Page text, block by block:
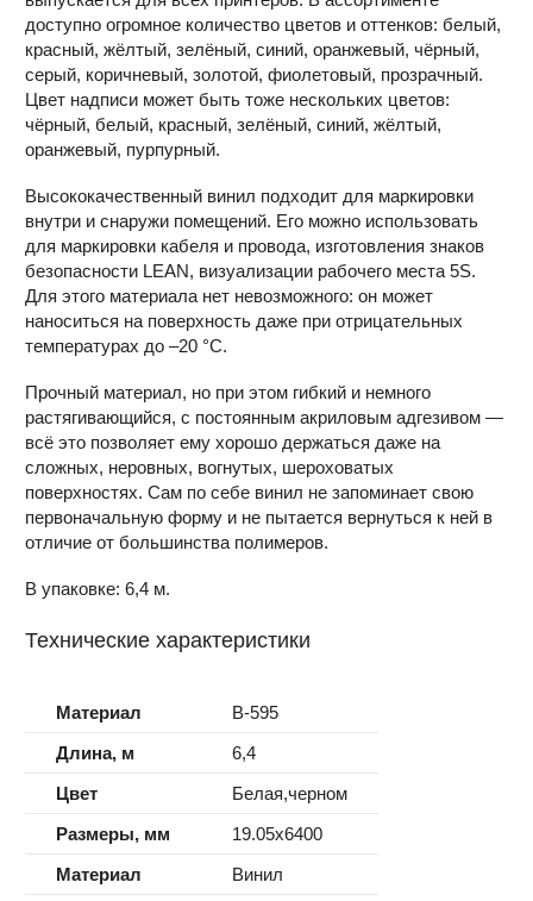
доступно огромное количество цветов и оттенков: белый,
красный, жёлтый, зелёный, синий, оранжевый, чёрный,
серый, коричневый, золотой, фиолетовый, прозрачный.
Цвет надписи может быть тоже нескольких цветов:
чёрный, белый, красный, зелёный, синий, жёлтый,
оранжевый, пурпурный.
Высококачественный винил подходит для маркировки
внутри и снаружи помещений. Его можно использовать
для маркировки кабеля и провода, изготовления знаков
безопасности LEAN, визуализации рабочего места 5S.
Для этого материала нет невозможного: он может
наноситься на поверхность даже при отрицательных
температурах до –20 °С.
Прочный материал, но при этом гибкий и немного
растягивающийся, с постоянным акриловым адгезивом —
всё это позволяет ему хорошо держаться даже на
сложных, неровных, вогнутых, шероховатых
поверхностях. Сам по себе винил не запоминает свою
первоначальную форму и не пытается вернуться к ней в
отличие от большинства полимеров.
В упаковке: 6,4 м.
Технические характеристики
Материал
B-595
Длина, м
6,4
Цвет
Белая,черном
Размеры, мм
19.05x6400
Материал
Винил